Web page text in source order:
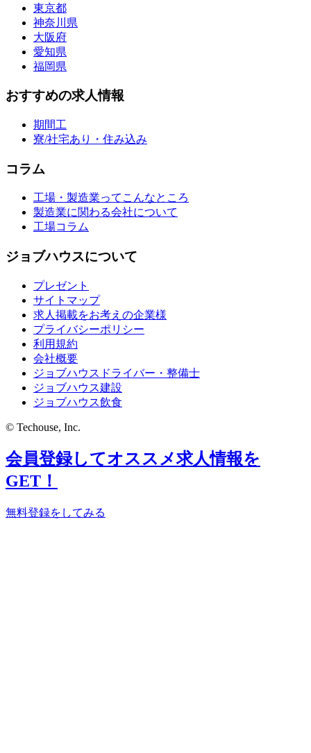
東京都
神奈川県
大阪府
愛知県
福岡県
おすすめの求人情報
期間工
寮/社宅あり・住み込み
コラム
工場・製造業ってこんなところ
製造業に関わる会社について
工場コラム
ジョブハウスについて
プレゼント
サイトマップ
求人掲載をお考えの企業様
プライバシーポリシー
利用規約
会社概要
ジョブハウスドライバー・整備士
ジョブハウス建設
ジョブハウス飲食
© Techouse, Inc.
会員登録してオススメ求人情報を
GET！
無料登録をしてみる